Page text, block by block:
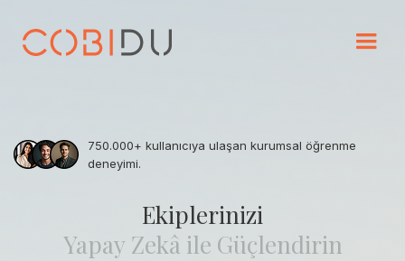
750.000+ kullanıcıya ulaşan kurumsal öğrenme
deneyimi.
Ekiplerinizi
Yapay Zekâ ile Güçlendirin